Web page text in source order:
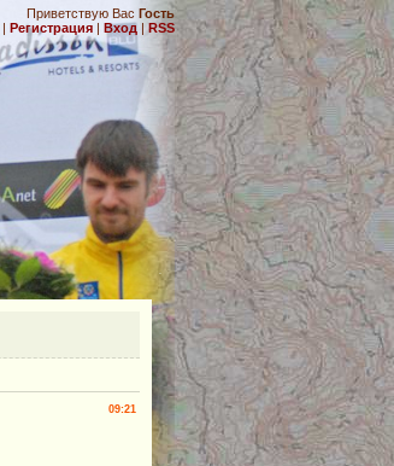
Приветствую Вас Гость
| Регистрация | Вход | RSS
09:21